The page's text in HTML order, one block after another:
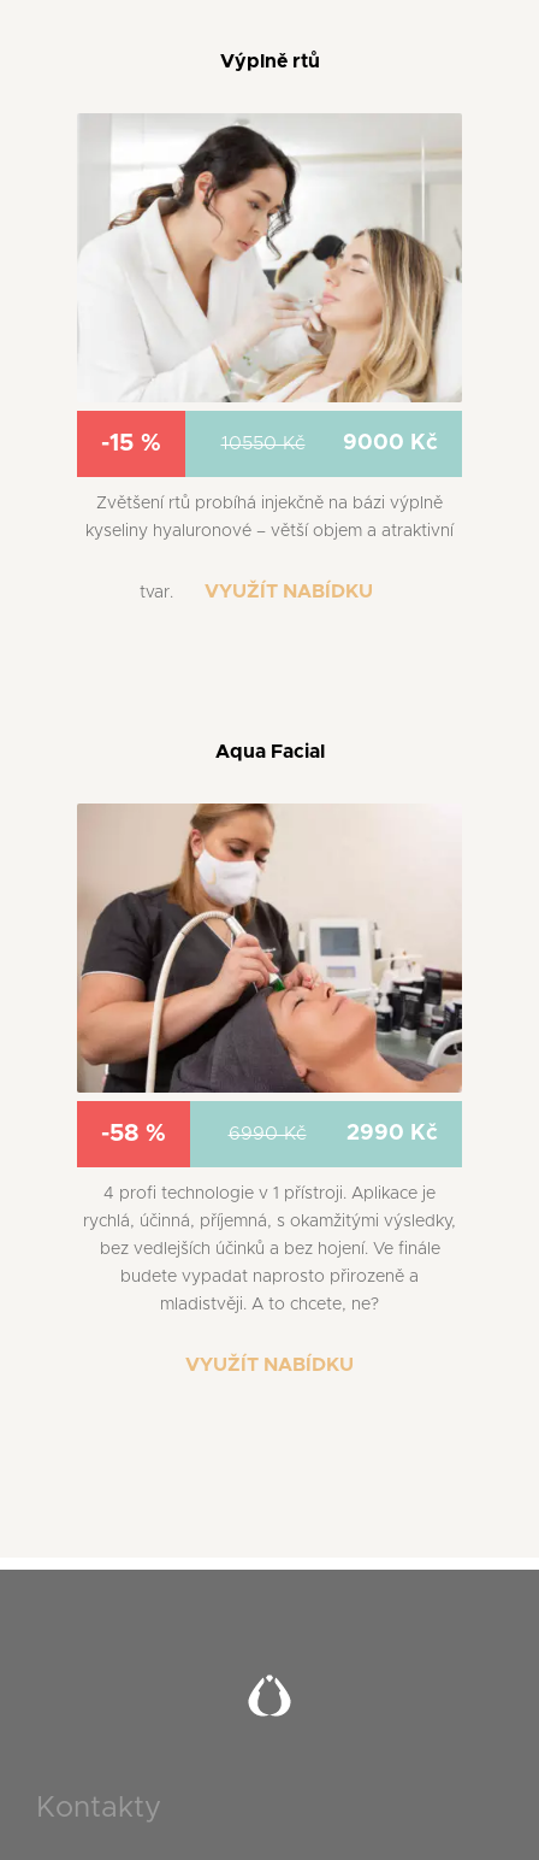
Výplně rtů
-15 % 10550 Kč 9000 Kč
Zvětšení rtů probíhá injekčně na bázi výplně
kyseliny hyaluronové – větší objem a atraktivní
tvar. VYUŽÍT NABÍDKU
Aqua Facial
-58 % 6990 Kč 2990 Kč
4 profi technologie v 1 přístroji. Aplikace je
rychlá, účinná, příjemná, s okamžitými výsledky,
bez vedlejších účinků a bez hojení. Ve finále
budete vypadat naprosto přirozeně a
mladistvěji. A to chcete, ne?
VYUŽÍT NABÍDKU
Kontakty